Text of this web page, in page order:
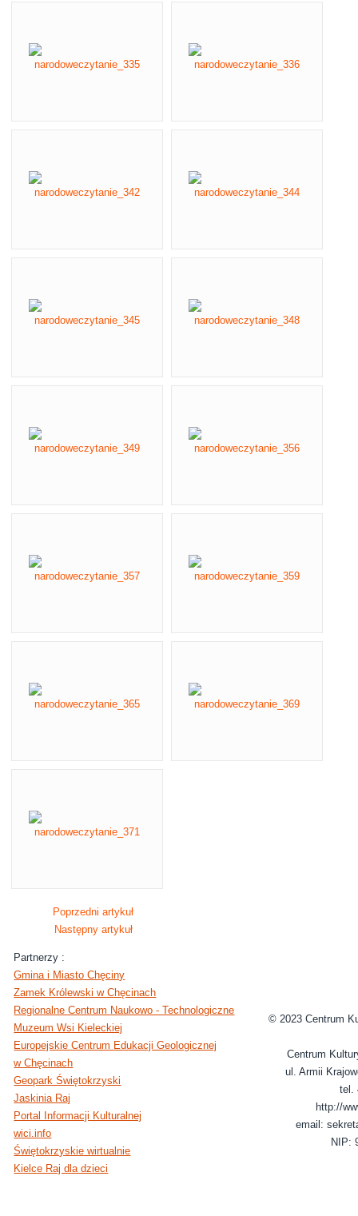
Poprzedni artykuł
Następny artykuł
Partnerzy :
Gmina i Miasto Chęciny
Zamek Królewski w Chęcinach
Regionalne Centrum Naukowo - Technologiczne
Muzeum Wsi Kieleckiej
Europejskie Centrum Edukacji Geologicznej
w Chęcinach
Geopark Świętokrzyski
Jaskinia Raj
Portal Informacji Kulturalnej
wici.info
Świętokrzyskie wirtualnie
Kielce Raj dla dzieci
© 2023 Centrum
Centrum
ul. Armii
tel.
http://
email:
NIP: